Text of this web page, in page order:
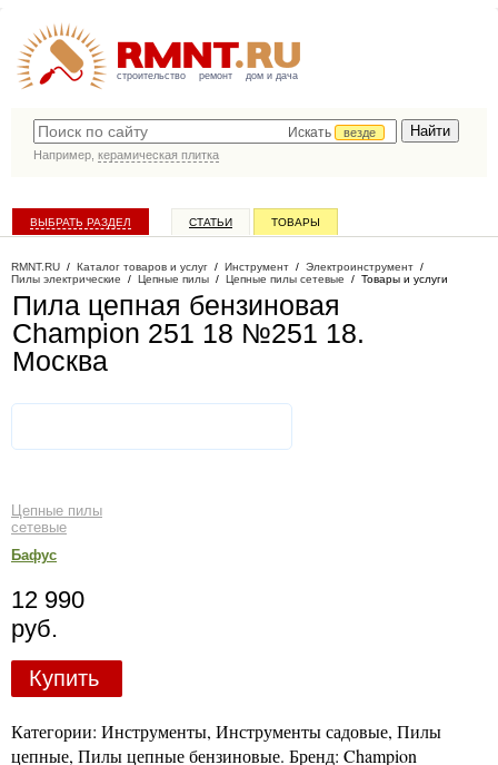
строительство ремонт дом и дача
Искать
везде
Например, керамическая плитка
ВЫБРАТЬ РАЗДЕЛ СТАТЬИ ТОВАРЫ
RMNT.RU / Каталог товаров и услуг / Инструмент / Электроинструмент /
Пилы электрические / Цепные пилы / Цепные пилы сетевые / Товары и услуги
Пила цепная бензиновая
Champion 251 18 №251 18.
Москва
Цепные пилы
сетевые
Бафус
12 990
руб.
Купить
Категории: Инструменты, Инструменты садовые, Пилы
цепные, Пилы цепные бензиновые. Бренд: Champion